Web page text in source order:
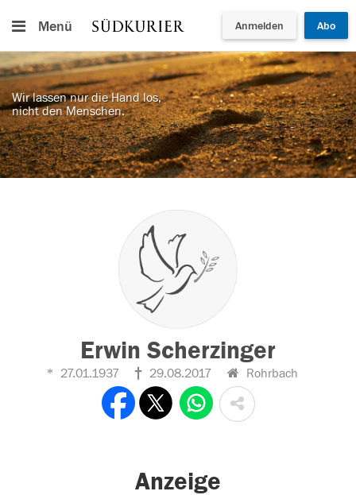
Menü Anmelden Abo
Wir lassen nur die Hand los,
nicht den Menschen.
Erwin Scherzinger
27.01.1937 29.08.2017 Rohrbach
Anzeige